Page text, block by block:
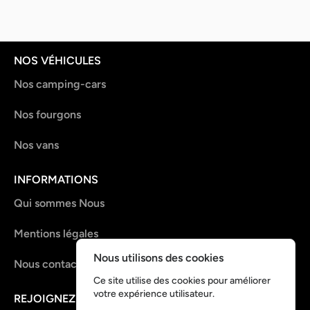
NOS VÉHICULES
Nos camping-cars
Nos fourgons
Nos vans
INFORMATIONS
Qui sommes Nous
Mentions légales
Nous contacter
REJOIGNEZ-NOUS !
Nous utilisons des cookies
Ce site utilise des cookies pour améliorer
votre expérience utilisateur.